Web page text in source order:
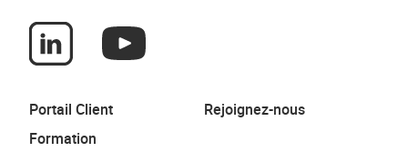
Portail Client
Rejoignez-nous
Formation